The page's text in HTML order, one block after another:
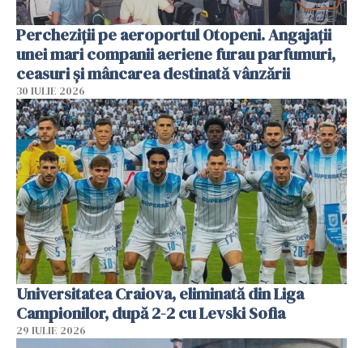
Percheziții pe aeroportul Otopeni. Angajații
unei mari companii aeriene furau parfumuri,
ceasuri și mâncarea destinată vânzării
30 IULIE 2026
Universitatea Craiova, eliminată din Liga
Campionilor, după 2-2 cu Levski Sofia
29 IULIE 2026